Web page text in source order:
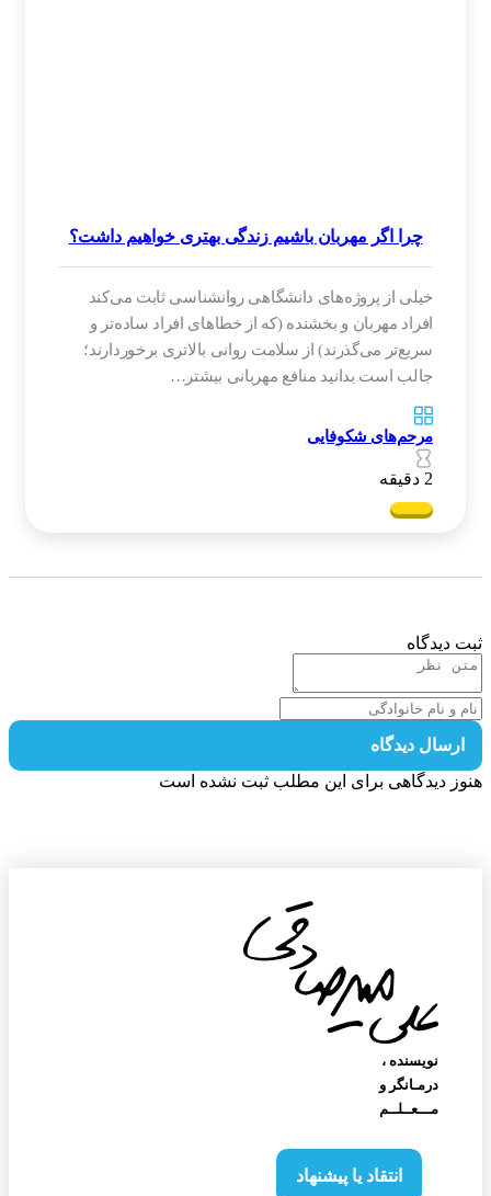
چرا اگر مهربان باشیم زندگی بهتری خواهیم داشت؟
‌خیلی از پروژه‌های دانشگاهی روانشناسی ثابت می‌کند
افراد مهربان و بخشنده (که از خطاهای افراد ساده‌تر و
سریع‌تر می‌گذرند) از سلامت روانی بالاتری برخوردارند؛
جالب است بدانید منافع مهربانی بیشتر…
مرحم‌های شکوفایی
دیدگاه
دیدگاه
دیدگاهی برای این مطلب ثبت نشده است
نویسنده‌ ،
درمـانگر و
مـــعــلــم
انتقاد یا پیشنهاد